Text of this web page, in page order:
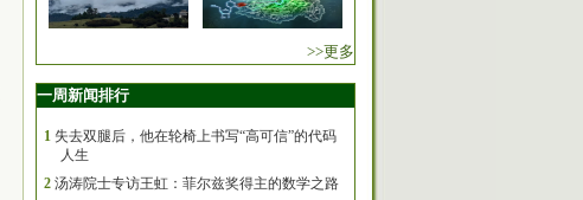
>>更多
一周新闻排行
1 失去双腿后，他在轮椅上书写“高可信”的代码
人生
2 汤涛院士专访王虹：菲尔兹奖得主的数学之路